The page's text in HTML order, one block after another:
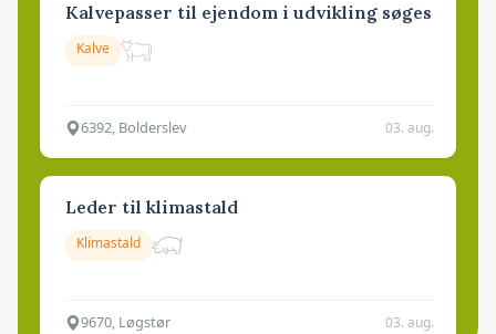
Kalvepasser til ejendom i udvikling søges
Kalve
6392, Bolderslev 03. aug.
Leder til klimastald
Klimastald
9670, Løgstør 03. aug.